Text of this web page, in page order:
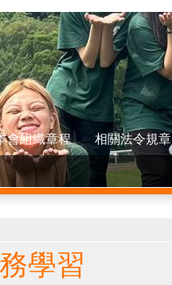
會組織章程 相關法令規章
這裡
學習